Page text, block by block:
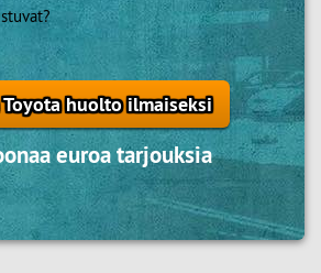
huolto ilmaiseksi
euroa tarjouksia